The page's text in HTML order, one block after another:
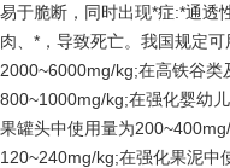
易于脆断，同时出现*症:*通透
肉、*，导致死亡。我国规定
2000~6000mg/kg;在高铁谷
800~1000mg/kg;在强化婴幼
果罐头中使用量为
120~240mg/kg;在强化果泥中